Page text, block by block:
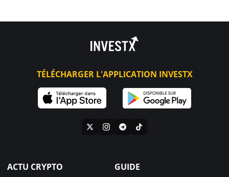
TÉLÉCHARGER L'APPLICATION INVESTX
ACTU CRYPTO GUIDE